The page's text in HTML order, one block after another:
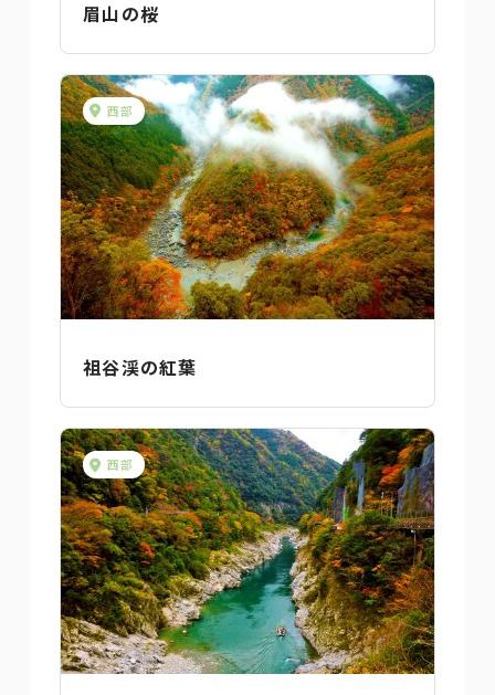
眉山の桜
西部
祖谷渓の紅葉
西部